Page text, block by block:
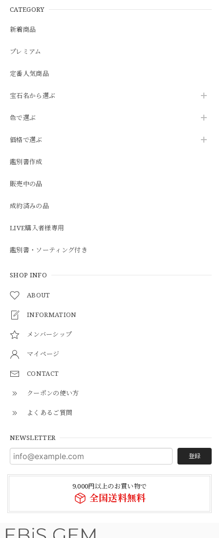
CATEGORY
新着商品
プレミアム
定番人気商品
宝石名から選ぶ
色で選ぶ
価格で選ぶ
鑑別書作成
販売中の品
成約済みの品
LIVE購入者様専用
鑑別書・ソーティング付き
SHOP INFO
ABOUT
INFORMATION
メンバーシップ
マイページ
CONTACT
クーポンの使い方
よくあるご質問
NEWSLETTER
登録
9,000円以上のお買い物で
全国送料無料